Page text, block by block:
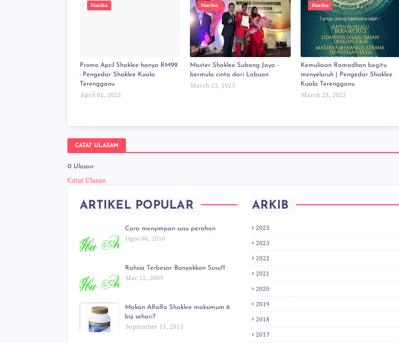
Diariku
Promo April Shaklee hanya RM99
: Pengedar Shaklee Kuala
Terengganu
April 02, 2023
Diariku
Master Shaklee Subang Jaya -
bermula cinta dari Labuan
March 23, 2023
Diariku
Kemuliaan Ramadhan begitu
menyeluruh | Pengedar Shaklee
Kuala Terengganu
March 23, 2023
CATAT ULASAN
0 Ulasan
Catat Ulasan
ARTIKEL POPULAR
Cara menyimpan susu perahan
Ogos 06, 2010
Rahsia Terbesar Banyakkan Susu!!!
Mac 12, 2009
Makan Alfalfa Shaklee maksimum 6
biji sehari?
September 11, 2013
ARKIB
2025
2023
2022
2021
2020
2019
2018
2017